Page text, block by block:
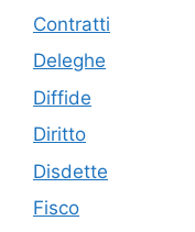
Contratti
Deleghe
Diffide
Diritto
Disdette
Fisco